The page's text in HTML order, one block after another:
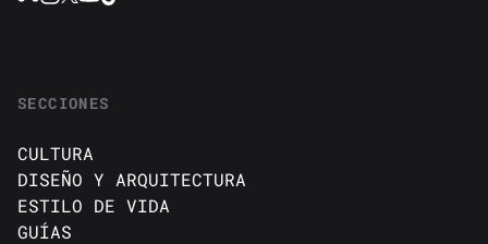
SECCIONES
CULTURA
DISEÑO Y ARQUITECTURA
ESTILO DE VIDA
GUÍAS